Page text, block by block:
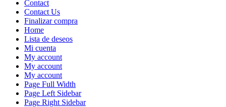
Contact
Contact Us
Finalizar compra
Home
Lista de deseos
Mi cuenta
My account
My account
My account
Page Full Width
Page Left Sidebar
Page Right Sidebar